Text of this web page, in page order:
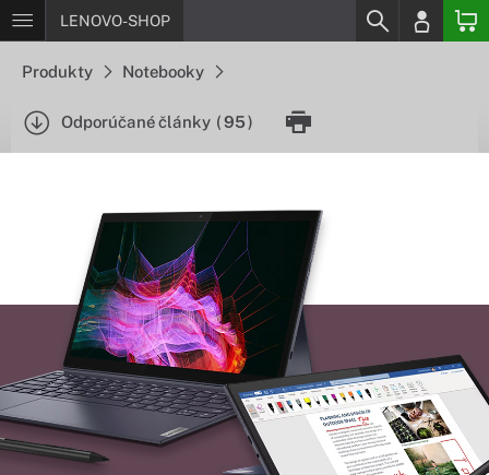
LENOVO-SHOP
Produkty Notebooky
Odporúčané články (95)